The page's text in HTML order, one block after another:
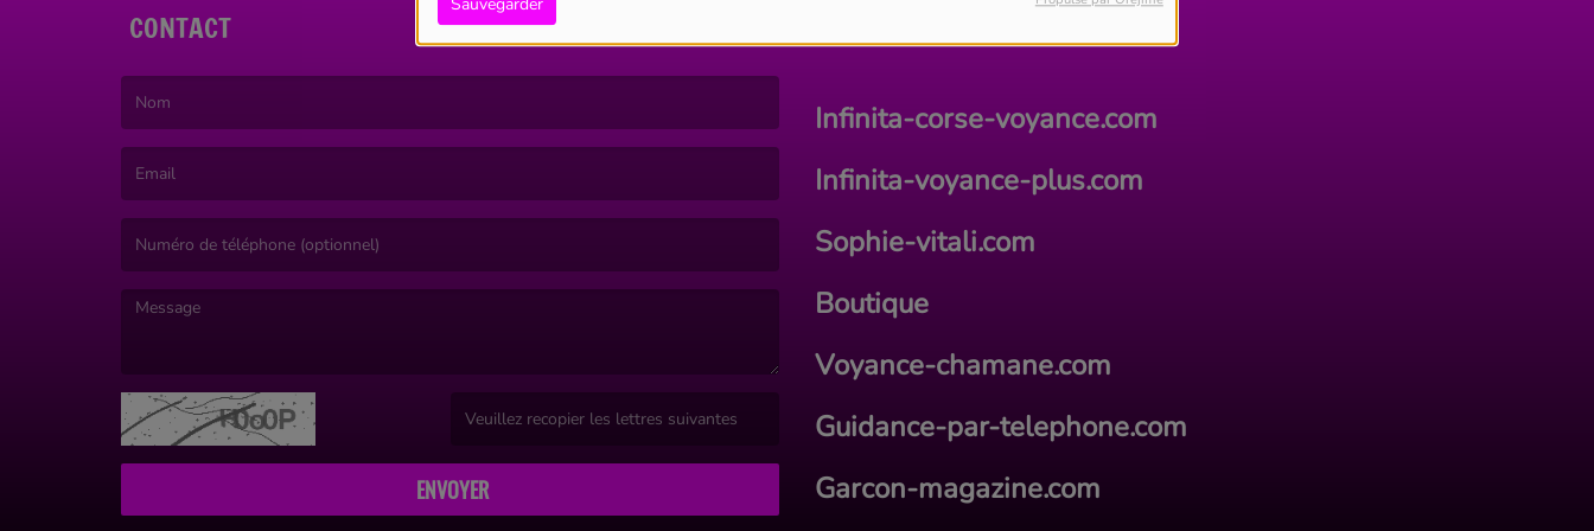
CONTACT
ENVOYER
Infinita-corse-voyance.com
Infinita-voyance-plus.com
Sophie-vitali.com
Boutique
Voyance-chamane.com
Guidance-par-telephone.com
Garcon-magazine.com